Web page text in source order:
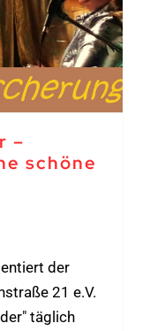
–
schöne
der
21 e.V.
täglich